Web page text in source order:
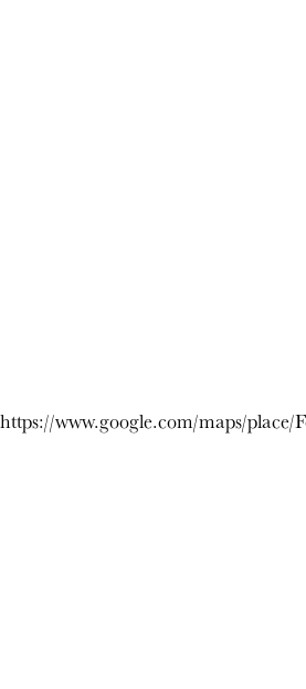
https://www.google.com/maps/place/